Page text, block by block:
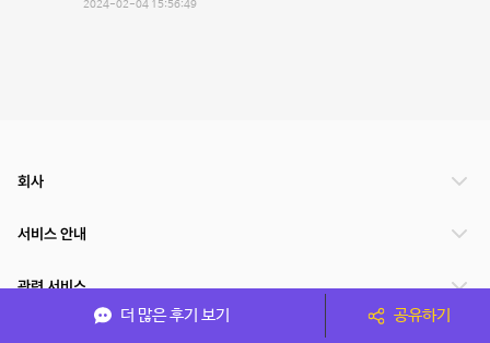
2024-02-04 15:56:49
더 많은 후기 보기 공유하기
회사
서비스 안내
관련 서비스